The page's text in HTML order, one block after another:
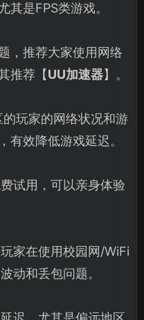
其是FPS类游戏。
，推荐大家使用网络
推荐【UU加速器】。
的玩家的网络状况和游
有效降低游戏延迟。
试用，可以亲身体验
家在使用校园网/WiFi
动和丢包问题。